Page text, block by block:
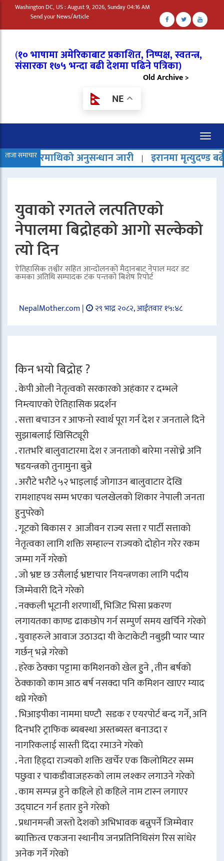
Washington DC, US : August 9, 2026, Sunday 04:16 AM
Send your News/Article
(१० भाषामा अमेरिकाबाट प्रकाशित, निष्पक्ष, स्वतन्त्र,
संसारका १७५ भन्दा बढी देशमा पढिने पत्रिका)
Old Archive >
NE
ताजा समाचारअनुसन्धान जारी | इरानमा मृत्युदण्ड बढेको भन्दै
युवाको रगतले लत्पतिएको
नेपालमा बिद्रोहको आगो सल्केको
त्यो दिन
ऐतिहासिक तश्वीर सहित आन्दोलनको मैदानबाट नेपाल मदर डट
कमका अतिथि सम्पादक टंक पन्तको बिशेष रिपोर्ट
NepalMother.com | २९ भाद्र २०८२, आईतवार १५:४८
किन भयो बिद्रोह ?
. केपी ओली नेतृत्वको सरकारको अहंकार र दम्भले
निम्त्याएको ऐतिहासिक प्रदर्शन
. सत्ता बचाउन र आफनो स्वार्थ पूरा गर्न देश र जनताले दिने
सुझाबलाई खिसिट्यूरी
. रातभरि बालुवाटारमा देश र जनताको बारेमा नसोच्ने अनि
षडयन्त्रको तुनामुना बुन्ने
. अरौटे भरौटे ५२ भाइलाई जोगाउन बालुवाटार देखि
रामशाहपथ सम्म भएका चलखेलको शिकार नेपाली जनता
हुनुपरेको
. गूटको बिकास र आजीवन राज्य सत्ता र पार्टी सत्ताको
नेतृत्वका लागि शक्ति सम्हाल्न राज्यको दोहोन गरेर रकम
जम्मा गर्ने गरेको
. जो भ्रष्ट छ उसैलाई भ्रष्टाचार नियन्त्रणका लागि पदीय
जिम्मेवारी दिने गरेको
. नक्कली भूटानी शरणार्थी, भिजिट भिसा प्रकरण
लगायतका काण्ड ढाकछोप गर्न सम्पुर्ण समय खर्चिने गरेको
. युवाहरुले आवाज उठाउदा यी केटाकेटी नबुझी प्यार प्यार
गर्छन् भन्ने गरेको
. हरेक ठेक्का पट्टामा कमिशनको खेल हुुने , तीन बर्षको
ठेक्काको काम आठ बर्ष नसक्दा पनि कमिशन खाएर म्याद
थप्ने गरेको
. भिआइपीका नाममा घण्टौ सडक र एयरपोर्ट बन्द गर्ने, अनि
दिनभरि ट्राफिक ब्यबस्था अस्तब्यस्त बनाउदा र
नागरिकलाई सास्ती दिंदा रमाउने गरेको
. नेता हिड्दा राज्यको शक्ति खर्चेर एक किलोमिटर सम्म
पछुवा र चाकडीवाजहरुको लाम लश्कर लगाउने गरेको
. काम सम्पन्न हुने कहिले हो कहिले नाम टास्न लगाएर
उद्घाटन गर्न हतार हुने गरेको
. प्रधानमन्त्री जस्तो देशको अभिभावक बन्नुपर्ने जिम्मेवार
ब्याक्तित्व एकजना स्थानीय जनप्रतिनिधिसंग रिस सांधेर
अनेक गर्ने गरेको